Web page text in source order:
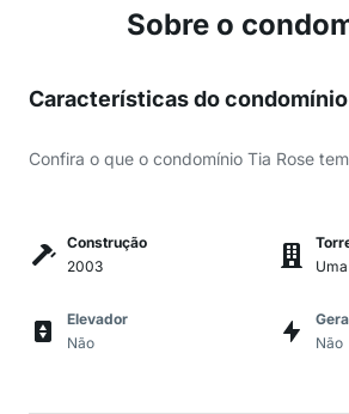
Sobre o
Características do condomínio
Confira o que o condomínio Tia Rose
Construção
2003
Uma
Elevador
Não
Não